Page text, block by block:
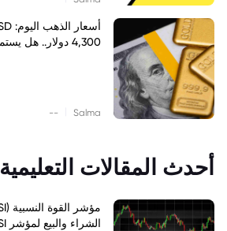
4,300 دولار.. هل يستمر الصعود؟
Salma
--
أحدث المقالات التعليمية